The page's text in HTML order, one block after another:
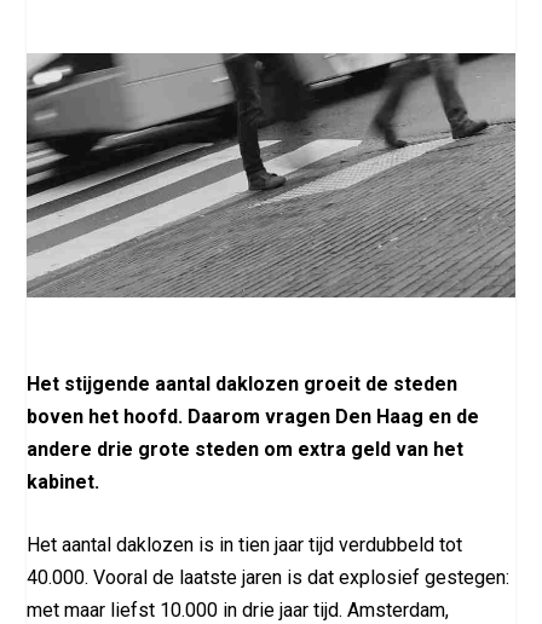
Het stijgende aantal daklozen groeit de steden
boven het hoofd. Daarom vragen Den Haag en de
andere drie grote steden om extra geld van het
kabinet.
Het aantal daklozen is in tien jaar tijd verdubbeld tot
40.000. Vooral de laatste jaren is dat explosief gestegen:
met maar liefst 10.000 in drie jaar tijd. Amsterdam,